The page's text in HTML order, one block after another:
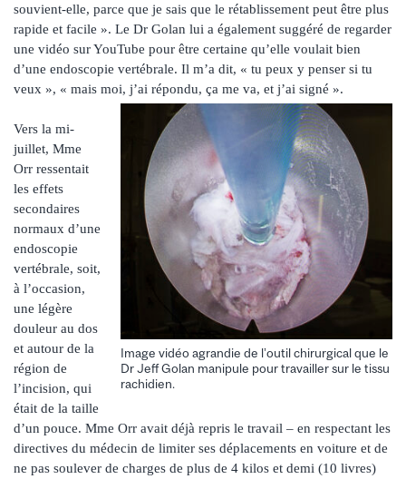
souvient-elle, parce que je sais que le rétablissement peut être plus
rapide et facile ». Le Dr Golan lui a également suggéré de regarder
une vidéo sur YouTube pour être certaine qu’elle voulait bien
d’une endoscopie vertébrale. Il m’a dit, « tu peux y penser si tu
veux », « mais moi, j’ai répondu, ça me va, et j’ai signé ».
Image vidéo agrandie de l’outil chirurgical que le
Dr Jeff Golan manipule pour travailler sur le tissu
rachidien.
Vers la mi-
juillet, Mme
Orr ressentait
les effets
secondaires
normaux d’une
endoscopie
vertébrale, soit,
à l’occasion,
une légère
douleur au dos
et autour de la
région de
l’incision, qui
était de la taille
d’un pouce. Mme Orr avait déjà repris le travail – en respectant les
directives du médecin de limiter ses déplacements en voiture et de
ne pas soulever de charges de plus de 4 kilos et demi (10 livres)